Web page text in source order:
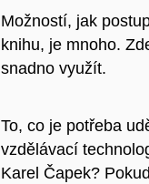
Možností, jak
knihu, je mnoho.
snadno využít.
To, co je potřeba
vzdělávací
Karel Čapek?